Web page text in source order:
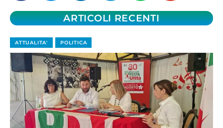
ARTICOLI RECENTI
ATTUALITA' POLITICA